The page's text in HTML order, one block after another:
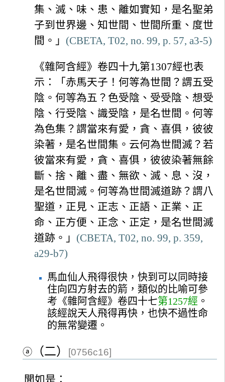
集、滅、味、患、離如實知，是名聖弟
子到世界邊、知世間、世間所重、度世
間。」 (CBETA, T02, no. 99, p. 57, a3-5)
《雜阿含經》卷四十九第1307經也表
示：「赤馬天子！何等為世間？謂五受
陰。何等為五？色受陰、受受陰、想受
陰、行受陰、識受陰，是名世間。何等
為色集？謂當來有愛，貪、喜俱，彼彼
染著，是名世間集。云何為世間滅？若
彼當來有愛，貪、喜俱，彼彼染著無餘
斷、捨、離、盡、無欲、滅、息、沒，
是名世間滅。何等為世間滅道跡？謂八
聖道，正見、正志、正語、正業、正
命、正方便、正念、正定，是名世間滅
道跡。」 (CBETA, T02, no. 99, p. 359,
a29-b7)
馬血仙人飛得很快，快到可以同時接
住向四方射去的箭，類似的比喻可參
考《雜阿含經》卷四十七第1257經 。
該經說天人飛得再快，也快不過性命
的無常變遷。
ⓐ （二） [0756c16]
聞如是：